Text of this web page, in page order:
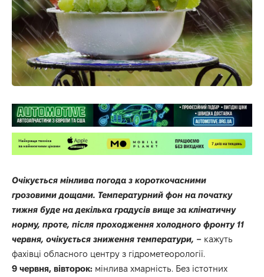
Очікується мінлива погода з короткочасними
грозовими дощами. Температурний фон на початку
тижня буде на декілька градусів вище за кліматичну
норму, проте, після проходження холодного фронту 11
червня, очікується зниження температури, – кажуть
фахівці обласного центру з гідрометеорології.
9 червня, вівторок: мінлива хмарність. Без істотних